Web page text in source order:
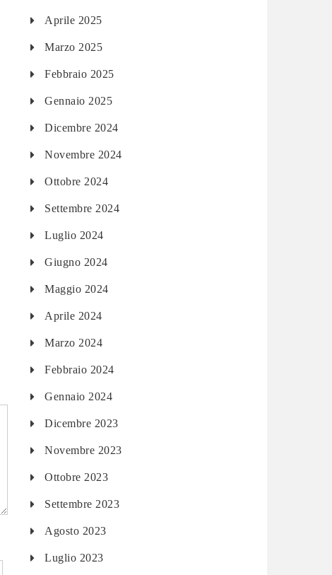
Aprile 2025
Marzo 2025
Febbraio 2025
Gennaio 2025
Dicembre 2024
Novembre 2024
Ottobre 2024
Settembre 2024
Luglio 2024
Giugno 2024
Maggio 2024
Aprile 2024
Marzo 2024
Febbraio 2024
Gennaio 2024
Dicembre 2023
Novembre 2023
Ottobre 2023
Settembre 2023
Agosto 2023
Luglio 2023